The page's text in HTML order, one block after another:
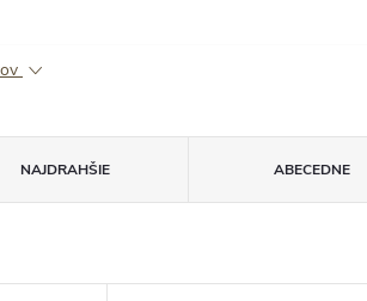
NAJDRAHŠIE ABECEDNE